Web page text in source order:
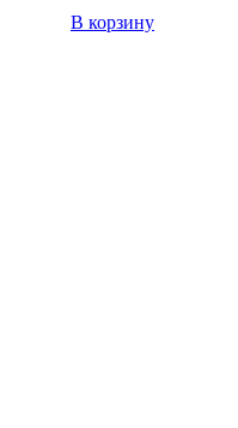
В корзину